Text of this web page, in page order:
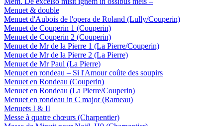
Menuet & double
Menuet d'Aubois de l'opera de Roland (Lully/Couperin)
Menuet de Couperin 1 (Couperin)
Menuet de Couperin 2 (Couperin)
Menuet de Mr de la Pierre 1 (La Pierre/Couperin)
Menuet de Mr de la Pierre 2 (La Pierre)
Menuet de Mr Paul (La Pierre)
Menuet en rondeau – Si l'Amour coûte des soupirs
Menuet en Rondeau (Couperin)
Menuet en Rondeau (La Pierre/Couperin)
Menuet en rondeau in C major (Rameau)
Menuets I & II
Messe à quatre chœurs (Charpentier)